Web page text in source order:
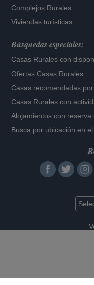
Complejos Rurales
Viviendas turísticas
Búsquedas especiales:
Casas Rurales con
Ofertas Casas Rurales
Casas recomendadas
Casas Rurales con
Alojamientos con reserva
Busca por ubicación en